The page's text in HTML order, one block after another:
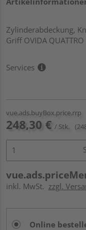
Zylinderabdeckung,
Griff OVIDA QUATTRO
Services
vue.ads.buyBox.price.rrp
248,30 € / Stk.
inkl. MwSt. zzgl.
Online